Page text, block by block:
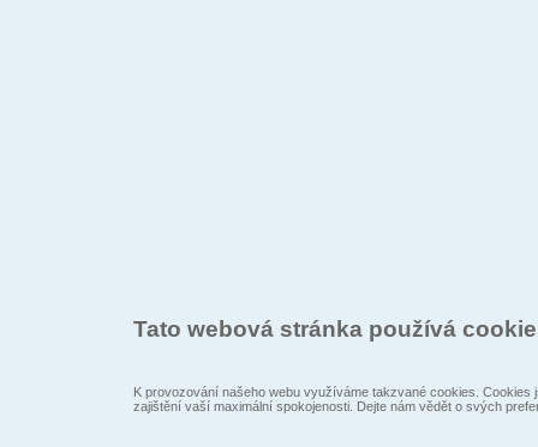
Tato webová stránka používá
K provozování našeho webu využíváme takzvané cookies.
zajištění vaší maximální spokojenosti. Dejte nám vědět o svých